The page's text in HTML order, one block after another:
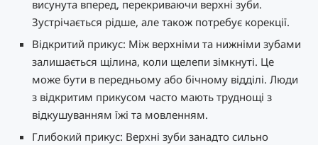
висунута вперед, перекриваючи верхні зуби.
Зустрічається рідше, але також потребує корекції.
Відкритий прикус: Між верхніми та нижніми зубами
залишається щілина, коли щелепи зімкнуті. Це
може бути в передньому або бічному відділі. Люди
з відкритим прикусом часто мають труднощі з
відкушуванням їжі та мовленням.
Глибокий прикус: Верхні зуби занадто сильно